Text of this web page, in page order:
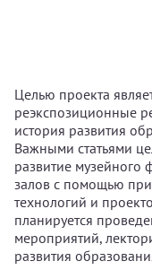
Целью проекта
реэкспозиционные
история развития
Важными статьями
развитие
залов с помощью
технологий и
планируется
мероприятий,
развития